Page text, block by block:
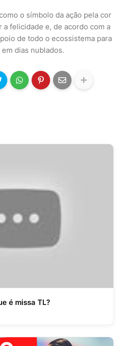
o símbolo da ação pela cor
felicidade e, de acordo com a
de todo o ecossistema para
dias nublados.
é missa TL?